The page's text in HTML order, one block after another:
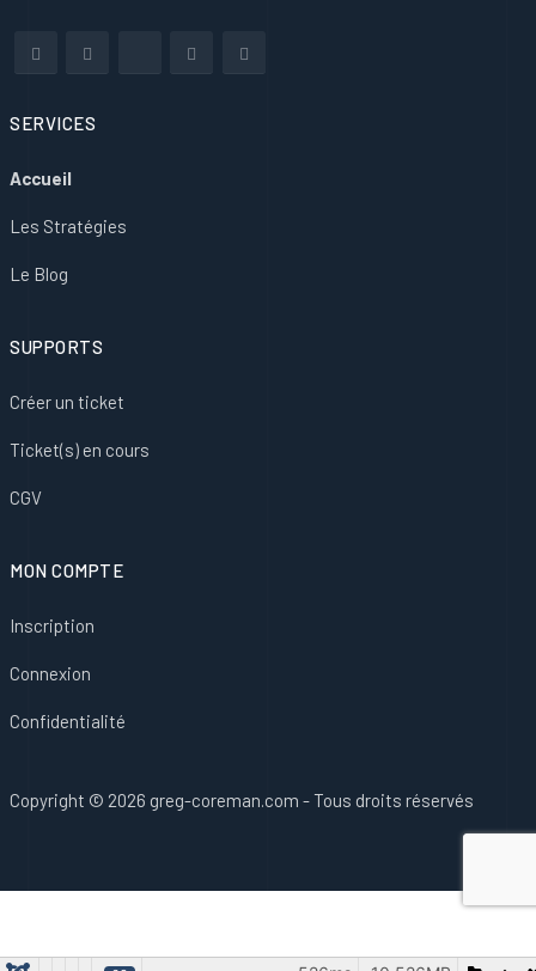
SERVICES
Accueil
Les Stratégies
Le Blog
SUPPORTS
Créer un ticket
Ticket(s) en cours
CGV
MON COMPTE
Inscription
Connexion
Confidentialité
Copyright © 2026 greg-coreman.com - Tous droits réservés